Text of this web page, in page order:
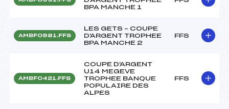
BPA MANCHE 1
AMBF0981.FFS
LES GETS – COUPE
D'ARGENT TROPHEE
BPA MANCHE 2
FFS
AMBF0421.FFS
COUPE D'ARGENT
U14 MEGEVE
TROPHEE BANQUE
POPULAIRE DES
ALPES
FFS